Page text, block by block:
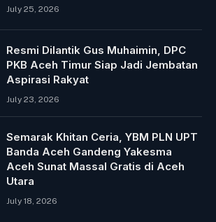
July 25, 2026
Resmi Dilantik Gus Muhaimin, DPC
PKB Aceh Timur Siap Jadi Jembatan
Aspirasi Rakyat
July 23, 2026
Semarak Khitan Ceria, YBM PLN UPT
Banda Aceh Gandeng Yakesma
Aceh Sunat Massal Gratis di Aceh
Utara
July 18, 2026